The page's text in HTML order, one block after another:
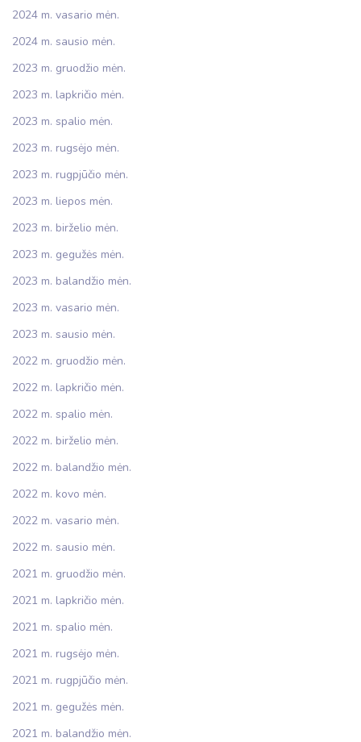
2024 m. vasario mėn.
2024 m. sausio mėn.
2023 m. gruodžio mėn.
2023 m. lapkričio mėn.
2023 m. spalio mėn.
2023 m. rugsėjo mėn.
2023 m. rugpjūčio mėn.
2023 m. liepos mėn.
2023 m. birželio mėn.
2023 m. gegužės mėn.
2023 m. balandžio mėn.
2023 m. vasario mėn.
2023 m. sausio mėn.
2022 m. gruodžio mėn.
2022 m. lapkričio mėn.
2022 m. spalio mėn.
2022 m. birželio mėn.
2022 m. balandžio mėn.
2022 m. kovo mėn.
2022 m. vasario mėn.
2022 m. sausio mėn.
2021 m. gruodžio mėn.
2021 m. lapkričio mėn.
2021 m. spalio mėn.
2021 m. rugsėjo mėn.
2021 m. rugpjūčio mėn.
2021 m. gegužės mėn.
2021 m. balandžio mėn.